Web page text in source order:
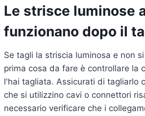
Le strisce luminose
funzionano dopo il
Se tagli la striscia luminosa e non
prima cosa da fare è controllare la
l'hai tagliata. Assicurati di tagliarlo
che si utilizzino cavi o connettori
necessario verificare che i